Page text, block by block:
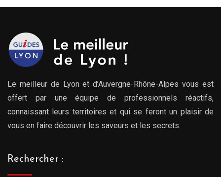
Le meilleur de Lyon et d’Auvergne-Rhône-Alpes vous est
offert par une équipe de professionnels réactifs,
connaissant leurs territoires et qui se feront un plaisir de
vous en faire découvrir les saveurs et les secrets.
Rechercher :